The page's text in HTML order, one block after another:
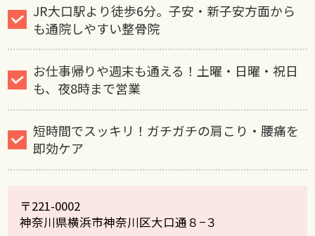
JR大口駅より徒歩6分。子安・新子安方面から
も通院しやすい整骨院
お仕事帰りや週末も通える！土曜・日曜・祝日
も、夜8時まで営業
短時間でスッキリ！ガチガチの肩こり・腰痛を
即効ケア
〒221-0002
神奈川県横浜市神奈川区大口通８−３